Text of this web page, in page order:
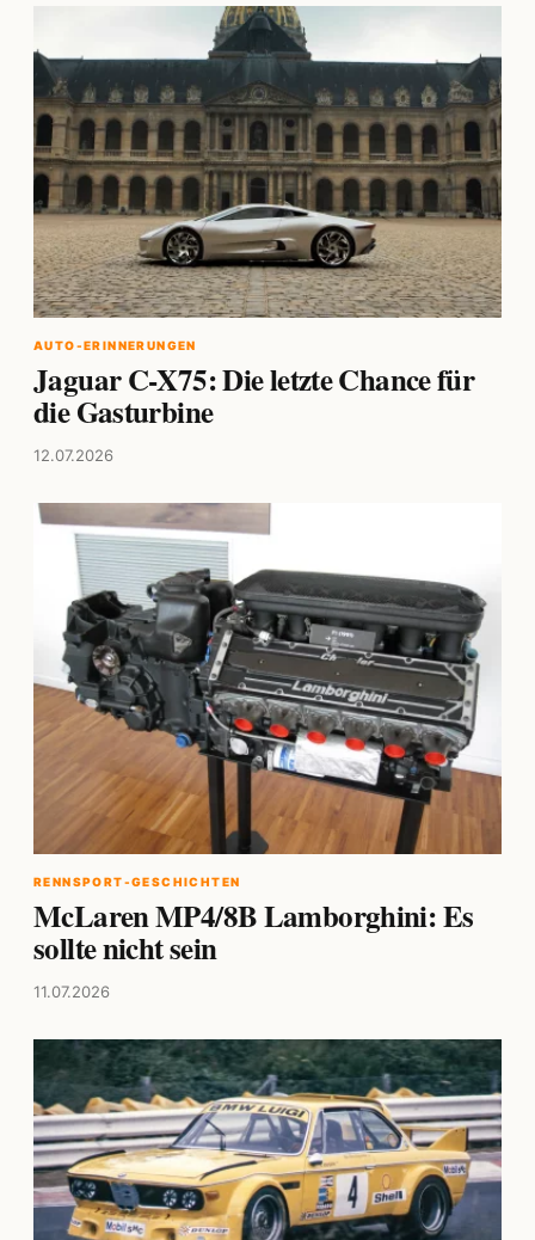
AUTO-ERINNERUNGEN
Jaguar C-X75: Die letzte Chance für
die Gasturbine
12.07.2026
RENNSPORT-GESCHICHTEN
McLaren MP4/8B Lamborghini: Es
sollte nicht sein
11.07.2026